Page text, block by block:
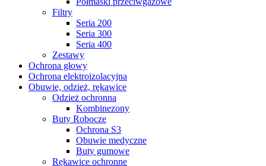
Filtry
Seria 200
Seria 300
Seria 400
Zestawy
Ochrona głowy
Ochrona elektroizolacyjna
Obuwie, odzież, rękawice
Odzież ochronna
Kombinezony
Buty Robocze
Ochrona S3
Obuwie medyczne
Buty gumowe
Rękawice ochronne